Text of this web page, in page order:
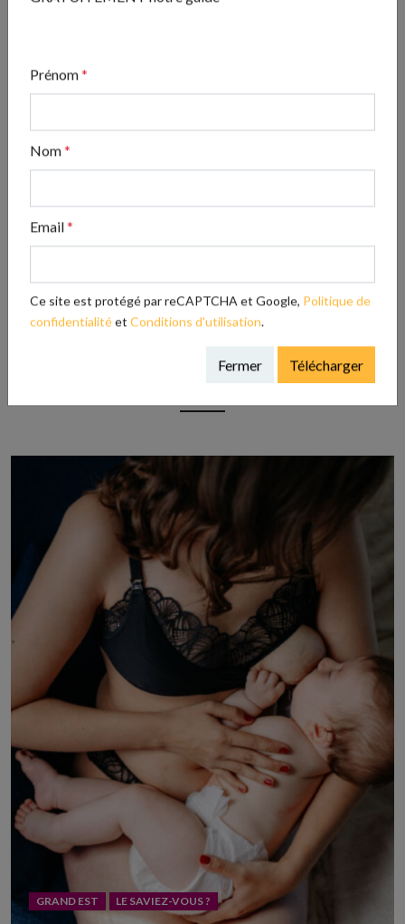
Prénom *
Nom *
Email *
Ce site est protégé par reCAPTCHA et Google, Politique de
confidentialitéet Conditions d'utilisation.
Fermer Télécharger
rebond ! Sans lui, c’est l’échec assuré !»
voix à mes auteurs !”
Voir tous les articles de Marie Rousselet
A découvrir
GRAND EST LE SAVIEZ-VOUS ?